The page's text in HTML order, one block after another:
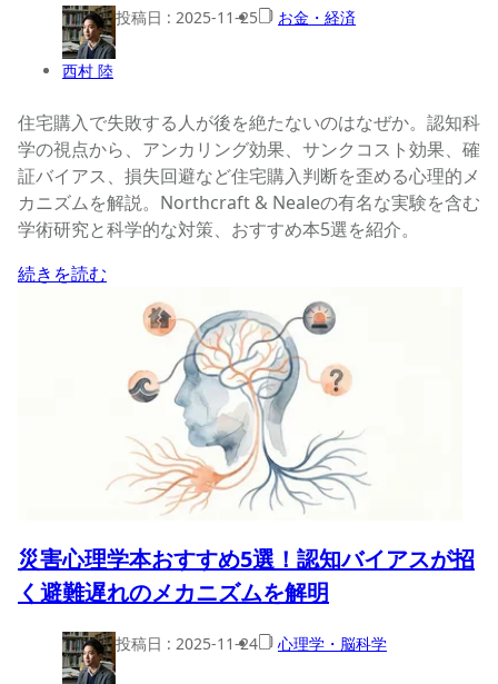
西村 陸
投稿日 : 2025-11-25 お金・経済
住宅購入で失敗する人が後を絶たないのはなぜか。認知科
学の視点から、アンカリング効果、サンクコスト効果、確
証バイアス、損失回避など住宅購入判断を歪める心理的メ
カニズムを解説。Northcraft & Nealeの有名な実験を含む
学術研究と科学的な対策、おすすめ本5選を紹介。
続きを読む
災害心理学本おすすめ5選！認知バイアスが招
く避難遅れのメカニズムを解明
投稿日 : 2025-11-24 心理学・脳科学